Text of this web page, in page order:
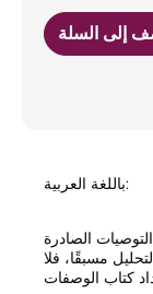
إلى السلة
باللغة العربية:
الصادرة
مسبقًا، فلا